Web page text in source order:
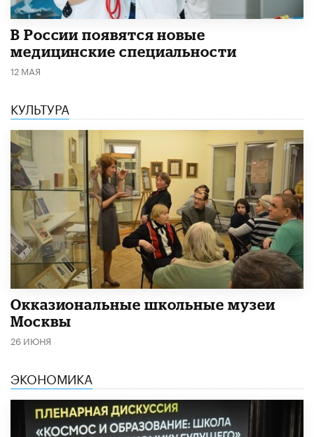
В России появятся новые
медицинские специальности
12 МАЯ
КУЛЬТУРА
​Окказиональные школьные музеи
Москвы
26 ИЮНЯ
ЭКОНОМИКА